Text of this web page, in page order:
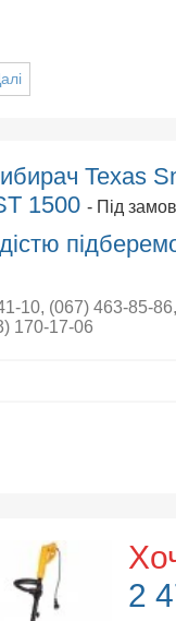
Texas
1500 - Під
10, (067) 463-85-86,
170-17-06
2